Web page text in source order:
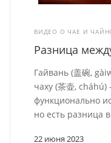
ВИДЕО О ЧАЕ И
22 июня 2023
Разница
Гайвань (盖碗,
чаху (茶壶,
функционально
но есть разница